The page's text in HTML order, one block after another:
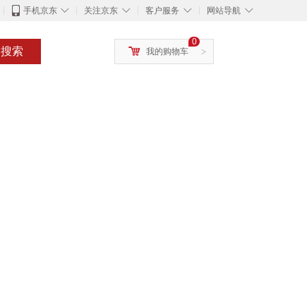
◇
手机京东 ◇
关注京东 ◇
客户服务 ◇
网站导航
搜索 >
0
我的购物车